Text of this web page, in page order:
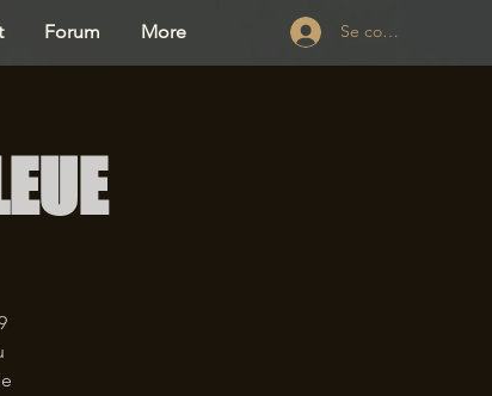
Forum More Se connecter